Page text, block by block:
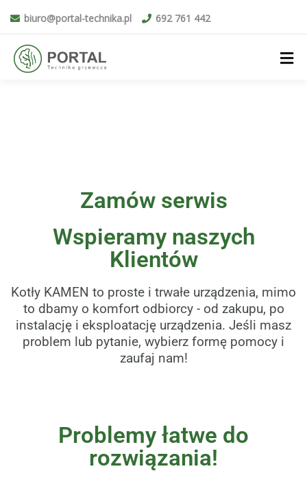
biuro@portal-technika.pl 692 761 442
Zamów serwis
Wspieramy naszych
Klientów
Kotły KAMEN to proste i trwałe urządzenia, mimo
to dbamy o komfort odbiorcy - od zakupu, po
instalację i eksploatację urządzenia. Jeśli masz
problem lub pytanie, wybierz formę pomocy i
zaufaj nam!
Problemy łatwe do
rozwiązania!